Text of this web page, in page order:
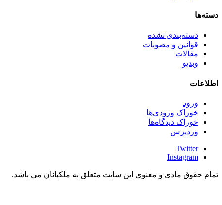
دسته‌ها
دسته‌بندی نشده
قوانین و مصوبات
مقالات
وبدیو
اطلاعات
ورود
خوراک ورودی‌ها
خوراک دیدگاه‌ها
وردپرس
Twitter
Instagram
تمام حقوق مادی و معنوی این سایت متعلق به ملکبانان می باشد.